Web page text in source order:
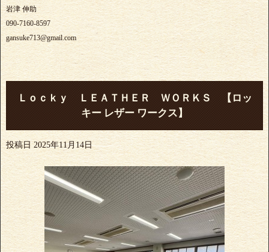
岩津 伸助
090-7160-8597
gansuke713@gmail.com
Ｌｏｃｋｙ ＬＥＡＴＨＥＲ ＷＯＲＫＳ 【ロッ
キー レザー ワークス】
投稿日 2025年11月14日